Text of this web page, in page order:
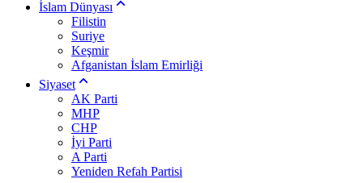
İslam Dünyası
Filistin
Suriye
Keşmir
Afganistan İslam Emirliği
Siyaset
AK Parti
MHP
CHP
İyi Parti
A Parti
Yeniden Refah Partisi